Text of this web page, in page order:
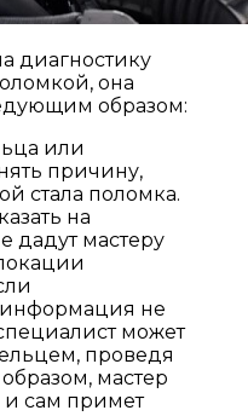
диагностику
она
образом:
или
причину,
стала поломка.
на
дадут мастеру
информация не
может
проведя
мастер
сам примет